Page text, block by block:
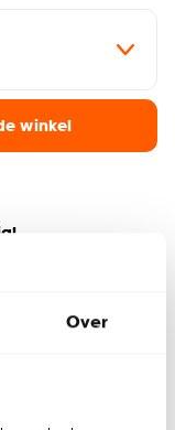
Over
winkel
(lxbxh)